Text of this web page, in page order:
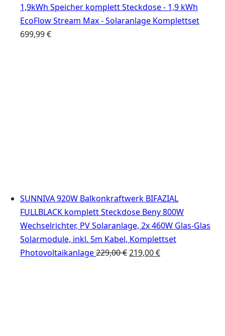
1,9kWh Speicher komplett Steckdose - 1,9 kWh
EcoFlow Stream Max - Solaranlage Komplettset
699,99€
SUNNIVA 920W Balkonkraftwerk BIFAZIAL
FULLBLACK komplett Steckdose Beny 800W
Wechselrichter, PV Solaranlage, 2x 460W Glas-Glas
Solarmodule, inkl. 5m Kabel, Komplettset
Photovoltaikanlage229,00€ Ursprünglicher
219,00€Aktueller